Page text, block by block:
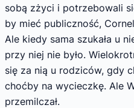
sobą zżyci i potrzebowali
by mieć publiczność,
Ale kiedy sama szukała u
przy niej nie było.
się za nią u rodziców, gdy
choćby na wycieczkę. Ale
przemilczał.